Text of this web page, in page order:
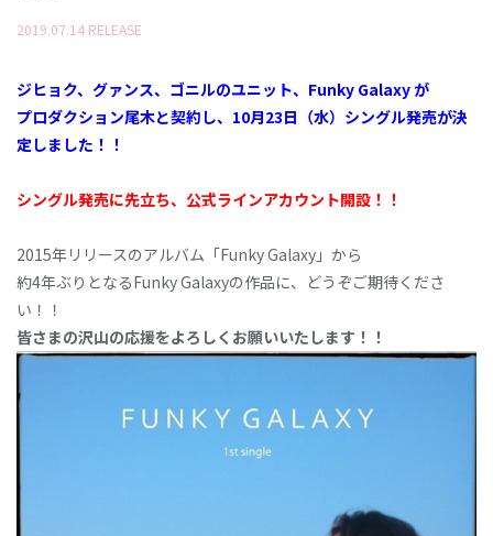
2019.07.14 RELEASE
ジヒョク、グァンス、ゴニルのユニット、Funky Galaxy が
プロダクション尾木と契約し、10月23日（水）シングル発売が決
定しました！！
シングル発売に先立ち、公式ラインアカウント開設！！
2015年リリースのアルバム「Funky Galaxy」から
約4年ぶりとなるFunky Galaxyの作品に、どうぞご期待くださ
い！！
皆さまの沢山の応援をよろしくお願いいたします！！